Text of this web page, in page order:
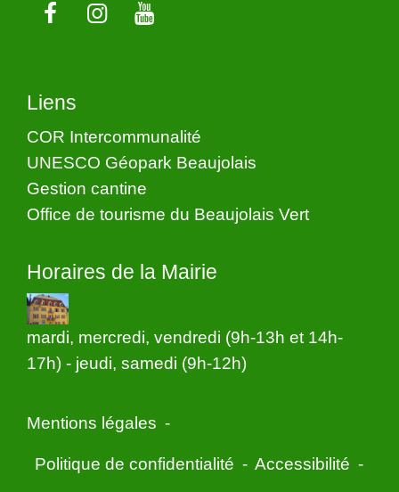
Liens
COR Intercommunalité
UNESCO Géopark Beaujolais
Gestion cantine
Office de tourisme du Beaujolais Vert
Horaires de la Mairie
mardi, mercredi, vendredi (9h-13h et 14h-
17h) - jeudi, samedi (9h-12h)
Mentions légales -
Politique de confidentialité - Accessibilité -